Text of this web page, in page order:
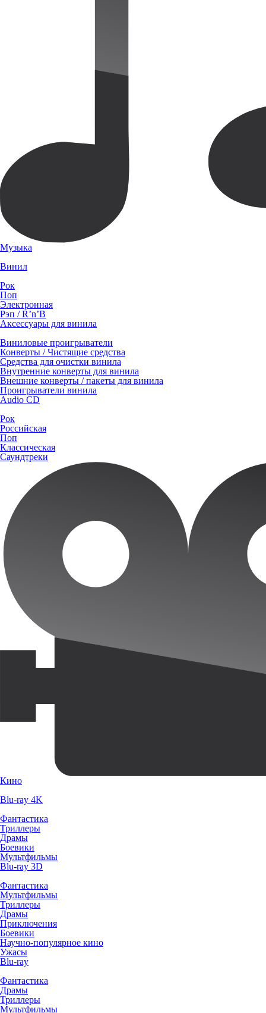
Музыка
Винил
Рок
Поп
Электронная
Рэп / R’n’B
Аксессуары для винила
Виниловые проигрыватели
Конверты / Чистящие средства
Средства для очистки винила
Внутренние конверты для винила
Внешние конверты / пакеты для винила
Проигрыватели винила
Audio CD
Рок
Российская
Поп
Классическая
Саундтреки
Кино
Blu-ray 4K
Фантастика
Триллеры
Драмы
Боевики
Мультфильмы
Blu-ray 3D
Фантастика
Мультфильмы
Триллеры
Драмы
Приключения
Боевики
Научно-популярное кино
Ужасы
Blu-ray
Фантастика
Драмы
Триллеры
Мультфильмы